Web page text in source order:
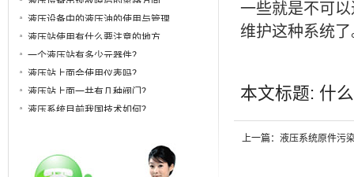
一些就是不可
维护这种系统
本文标题: 什
上一篇：液压系统原件污
液压设备中的液压油的使用与管理
液压站使用有什么要注意的地方
一个液压站有多少元器件？
液压站上面会使用仪表吗？
液压站上面一共有几种阀门？
液压系统目前我国技术如何？